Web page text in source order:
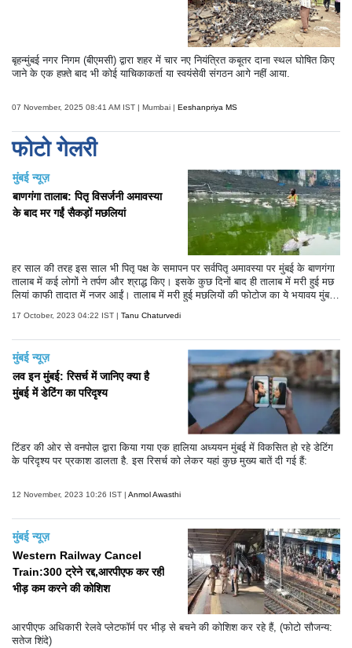
बृहन्मुंबई नगर निगम (बीएमसी) द्वारा शहर में चार नए नियंत्रित कबूतर दाना स्थल घोषित किए
जाने के एक हफ़्ते बाद भी कोई याचिकाकर्ता या स्वयंसेवी संगठन आगे नहीं आया.
07 November, 2025 08:41 AM IST | Mumbai | Eeshanpriya MS
फोटो गेलरी
मुंबई न्यूज़
बाणगंगा तालाब: पितृ विसर्जनी अमावस्या
के बाद मर गईं सैकड़ों मछलियां
हर साल की तरह इस साल भी पितृ पक्ष के समापन पर सर्वपितृ अमावस्या पर मुंबई के बाणगंगा
तालाब में कई लोगों ने तर्पण और श्राद्ध किए। इसके कुछ दिनों बाद ही तालाब में मरी हुई मछ
लियां काफी तादात में नजर आईं। तालाब में मरी हुई मछलियों की फोटोज का ये भयावय मुंबई
17 October, 2023 04:22 IST | Tanu Chaturvedi
मुंबई न्यूज़
लव इन मुंबई: रिसर्च में जानिए क्या है
मुंबई में डेटिंग का परिदृश्य
टिंडर की ओर से वनपोल द्वारा किया गया एक हालिया अध्ययन मुंबई में विकसित हो रहे डेटिंग
के परिदृश्य पर प्रकाश डालता है. इस रिसर्च को लेकर यहां कुछ मुख्य बातें दी गई हैं:
12 November, 2023 10:26 IST | Anmol Awasthi
मुंबई न्यूज़
Western Railway Cancel
Train:300 ट्रेने रद्द,आरपीएफ कर रही
भीड़ कम करने की कोशिश
आरपीएफ अधिकारी रेलवे प्लेटफॉर्म पर भीड़ से बचने की कोशिश कर रहे हैं, (फोटो सौजन्य:
सतेज शिंदे)